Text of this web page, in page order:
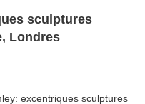
sculptures
Londres